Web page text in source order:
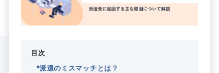
目次
派遣のミスマッチとは？